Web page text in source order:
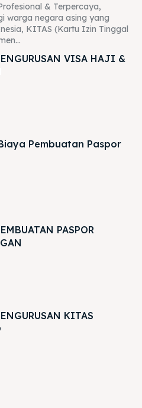
& Terpercaya,
warga negara asing yang
KITAS (Kartu Izin Tinggal
VISA HAJI &
Pembuatan Paspor
PASPOR
KITAS